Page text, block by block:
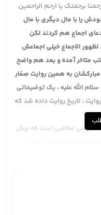
برحمتک یا ارحم الراحمین
را با مال دیگری با مال
اجماع هم کردند لکن
الاجماع خیلی اجماعش
متاخر آمده و بعد هم واضح
به همین روایت صفار
الله علیه ، یک توضیحاتی
، تاریخ روایت داده شد که
که یعنی مطالبی است که پیش
که :
یجوز بیع ما لا یملک تعبیر